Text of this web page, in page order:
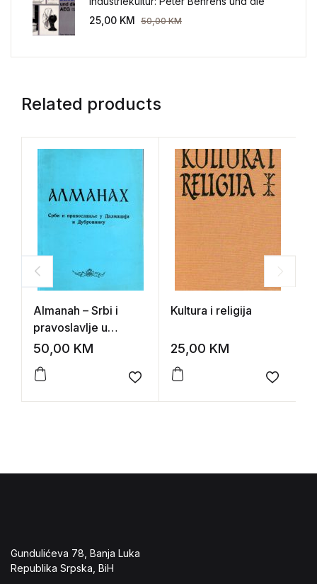
AEG 1907-1914.
25,00 KM 50,00KM
Related products
Almanah – Srbi i
pravoslavlje u
Dalmaciji i
50,00 KM
Add to wishlist
Kultura i religija
25,00 KM
Add to
Gundulićeva 78, Banja Luka
Republika Srpska, BiH